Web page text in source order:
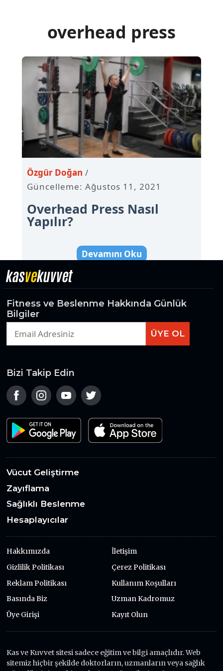
overhead press
Overhead Press Nasıl
Yapılır?
Güncelleme: Ağustos 11, 2021
Özgür Doğan
Devamını Oku
kasvekuvvet
Fitness ve Beslenme Hakkında Günlük
Bilgiler
ÜYE OL
Vücut Geliştirme
Zayıflama
Sağlıklı Beslenme
Hesaplayıcılar
Hakkımızda
İletişim
Gizlilik Politikası
Çerez Politikası
Reklam Politikası
Kullanım Koşulları
Basında Biz
Uzman Kadromuz
Üye Girişi
Kayıt Olun
Bizi Takip Edin
Kas ve Kuvvet sitesi sadece eğitim ve bilgi amaçlıdır. Web
sitemiz hiçbir şekilde doktorların, uzmanların veya sağlık